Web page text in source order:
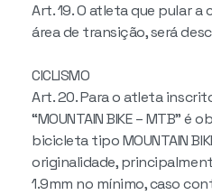
Art. 19. O atleta que pular
área de transição, será
CICLISMO
Art. 20. Para o atleta
“MOUNTAIN BIKE – MTB” é
bicicleta tipo MOUNTAIN
originalidade,
1.9mm no mínimo, caso